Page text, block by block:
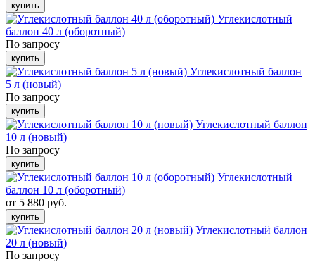
купить
Углекислотный
баллон 40 л (оборотный)
По запросу
купить
Углекислотный баллон
5 л (новый)
По запросу
купить
Углекислотный баллон
10 л (новый)
По запросу
купить
Углекислотный
баллон 10 л (оборотный)
от 5 880 руб.
купить
Углекислотный баллон
20 л (новый)
По запросу